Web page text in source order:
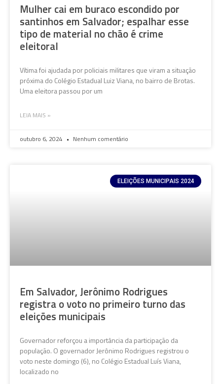
Mulher cai em buraco escondido por
santinhos em Salvador; espalhar esse
tipo de material no chão é crime
eleitoral
Vítima foi ajudada por policiais militares que viram a situação
próxima do Colégio Estadual Luiz Viana, no bairro de Brotas.
Uma eleitora passou por um
LEIA MAIS »
outubro 6, 2024 Nenhum comentário
ELEIÇÕES MUNICIPAIS 2024
Em Salvador, Jerônimo Rodrigues
registra o voto no primeiro turno das
eleições municipais
Governador reforçou a importância da participação da
população. O governador Jerônimo Rodrigues registrou o
voto neste domingo (6), no Colégio Estadual Luís Viana,
localizado no